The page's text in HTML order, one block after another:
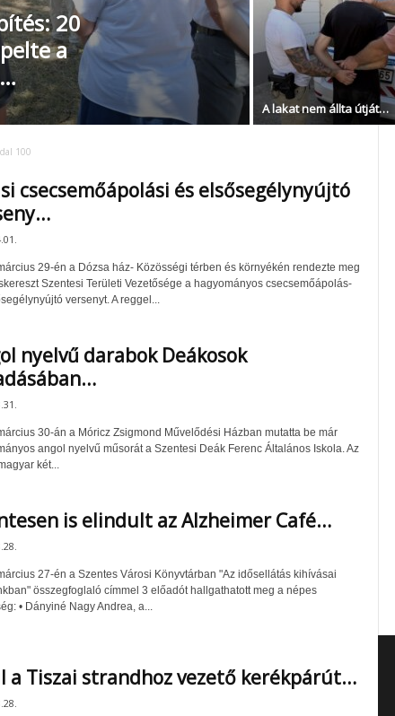
20
a
A lakat nem állta útját…
100
csecsemőápolási és elsősegélynyújtó
29-én a Dózsa ház- Közösségi térben és környékén rendezte meg
Szentesi Területi Vezetősége a hagyományos csecsemőápolás-
versenyt. A reggel...
nyelvű darabok Deákosok
30-án a Móricz Zsigmond Művelődési Házban mutatta be már
angol nyelvű műsorát a Szentesi Deák Ferenc Általános Iskola. Az
két...
is elindult az Alzheimer Café…
27-én a Szentes Városi Könyvtárban "Az idősellátás kihívásai
összegfoglaló címmel 3 előadót hallgathatott meg a népes
• Dányiné Nagy Andrea, a...
a Tiszai strandhoz vezető kerékpárút…